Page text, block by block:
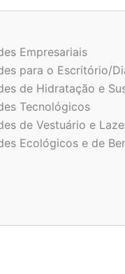
Empresariais
para o Escritório/
de Hidratação e
Tecnológicos
de Vestuário e
Ecológicos e de